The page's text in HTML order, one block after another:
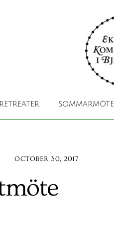
RETREATER SOMMARMÖTE
OCTOBER 30, 2017